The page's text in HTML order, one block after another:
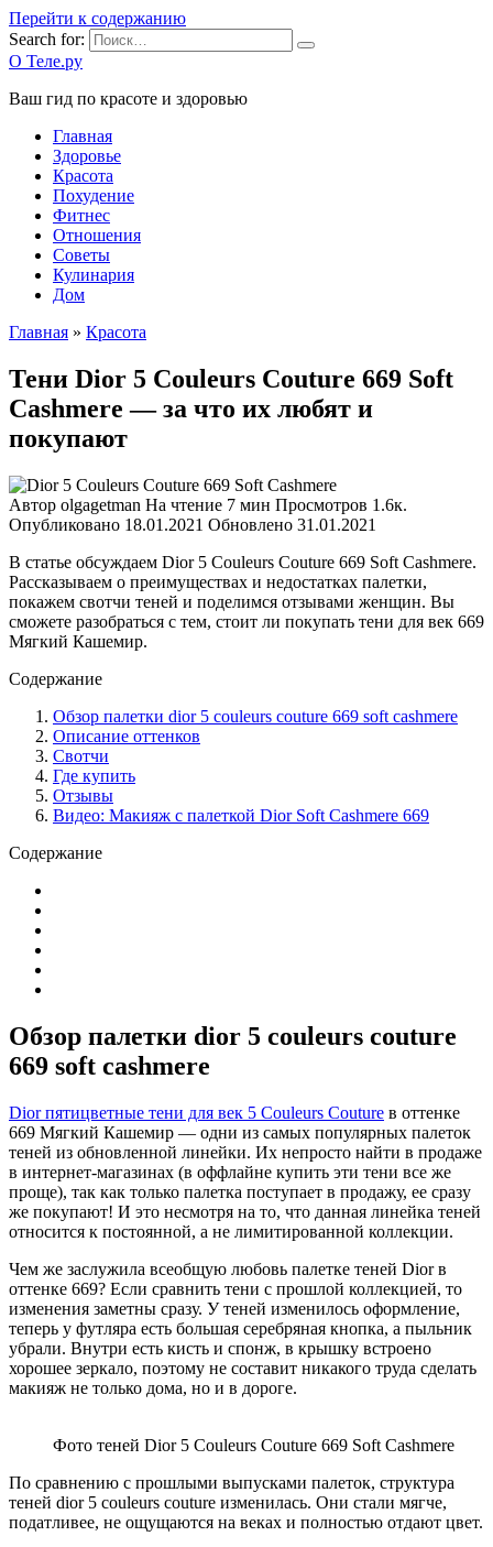
Перейти к содержанию
Search for:
О Теле.ру
Ваш гид по красоте и здоровью
Главная
Здоровье
Красота
Похудение
Фитнес
Отношения
Советы
Кулинария
Дом
Главная » Красота
Тени Dior 5 Couleurs Couture 669 Soft
Cashmere — за что их любят и
покупают
Автор olgagetman На чтение 7 мин Просмотров 1.6к.
Опубликовано 18.01.2021 Обновлено 31.01.2021
В статье обсуждаем Dior 5 Couleurs Couture 669 Soft Cashmere.
Рассказываем о преимуществах и недостатках палетки,
покажем свотчи теней и поделимся отзывами женщин. Вы
сможете разобраться с тем, стоит ли покупать тени для век 669
Мягкий Кашемир.
Содержание
Обзор палетки dior 5 couleurs couture 669 soft cashmere
Описание оттенков
Свотчи
Где купить
Отзывы
Видео: Макияж с палеткой Dior Soft Cashmere 669
Содержание
Обзор палетки dior 5 couleurs couture
669 soft cashmere
Dior пятицветные тени для век 5 Couleurs Couture в оттенке
669 Мягкий Кашемир — одни из самых популярных палеток
теней из обновленной линейки. Их непросто найти в продаже
в интернет-магазинах (в оффлайне купить эти тени все же
проще), так как только палетка поступает в продажу, ее сразу
же покупают! И это несмотря на то, что данная линейка теней
относится к постоянной, а не лимитированной коллекции.
Чем же заслужила всеобщую любовь палетке теней Dior в
оттенке 669? Если сравнить тени с прошлой коллекцией, то
изменения заметны сразу. У теней изменилось оформление,
теперь у футляра есть большая серебряная кнопка, а пыльник
убрали. Внутри есть кисть и спонж, в крышку встроено
хорошее зеркало, поэтому не составит никакого труда сделать
макияж не только дома, но и в дороге.
Фото теней Dior 5 Couleurs Couture 669 Soft Cashmere
По сравнению с прошлыми выпусками палеток, структура
теней dior 5 couleurs couture изменилась. Они стали мягче,
податливее, не ощущаются на веках и полностью отдают цвет.